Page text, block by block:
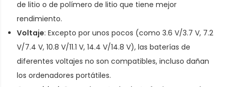
de litio o de polímero de litio que tiene mejor
rendimiento.
Voltaje: Excepto por unos pocos (como 3.6 V/3.7 V, 7.2
V/7.4 V, 10.8 V/11.1 V, 14.4 V/14.8 V), las baterías de
diferentes voltajes no son compatibles, incluso dañan
los ordenadores portátiles.